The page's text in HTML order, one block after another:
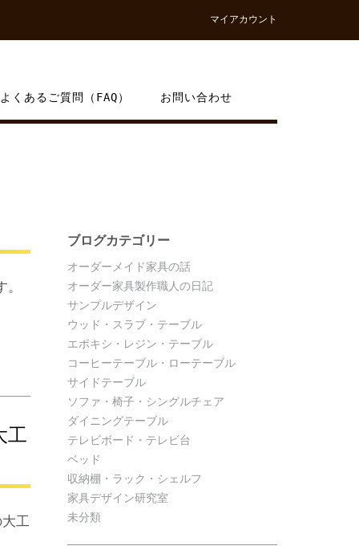
マイアカウント
よくあるご質問（FAQ） お問い合わせ
工
工
ブログカテゴリー
オーダーメイド家具の話
オーダー家具製作職人の日記
サンプルデザイン
ウッド・スラブ・テーブル
エポキシ・レジン・テーブル
コーヒーテーブル・ローテーブル
サイドテーブル
ソファ・椅子・シングルチェア
ダイニングテーブル
テレビボード・テレビ台
ベッド
収納棚・ラック・シェルフ
家具デザイン研究室
未分類